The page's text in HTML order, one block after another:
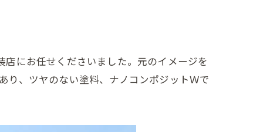
にお任せくださいました。元のイメージを
り、ツヤのない塗料、ナノコンポジットＷで